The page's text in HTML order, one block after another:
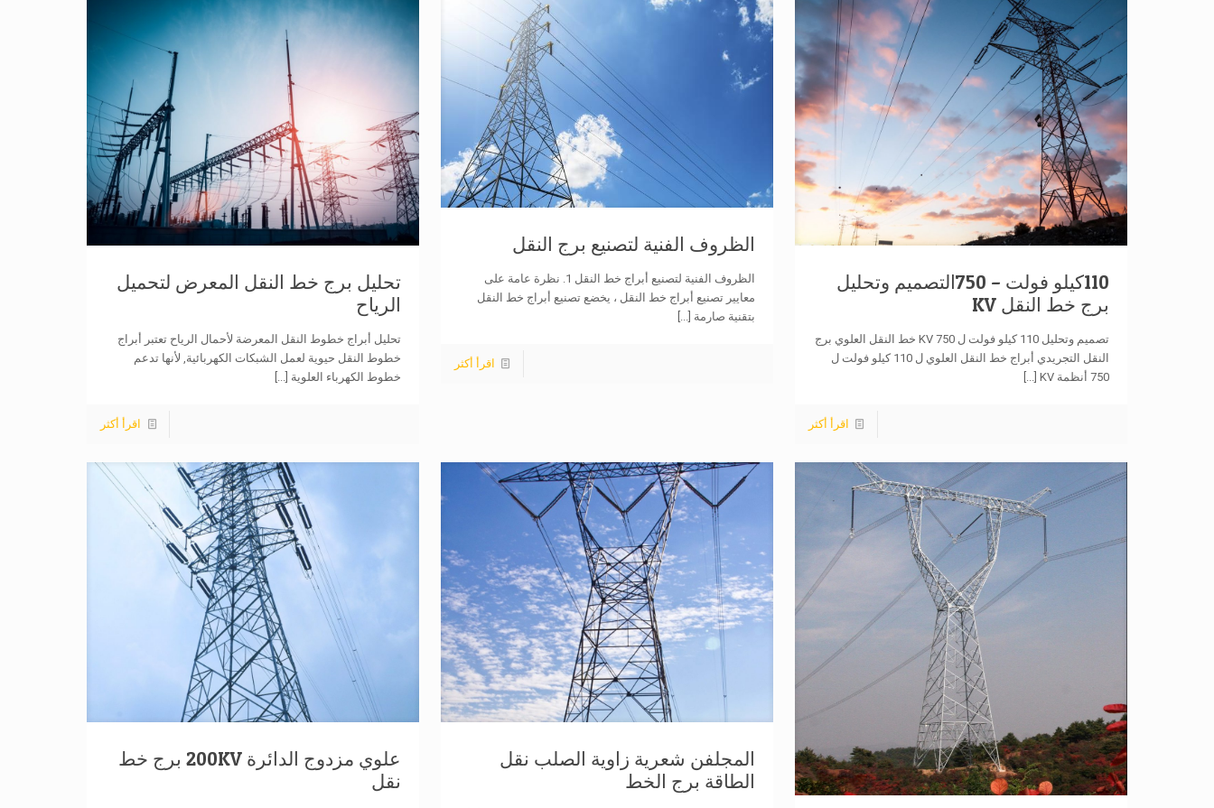
110كيلو فولت – 750التصميم وتحليل
برج خط النقل KV
تصميم وتحليل 110 كيلو فولت ل 750 KV خط النقل العلوي برج
النقل التجريدي أبراج خط النقل العلوي ل 110 كيلو فولت ل
750 أنظمة KV
[...]
اقرأ أكثر
الظروف الفنية لتصنيع برج النقل
الظروف الفنية لتصنيع أبراج خط النقل 1. نظرة عامة على
معايير تصنيع أبراج خط النقل ، يخضع تصنيع أبراج خط النقل
بتقنية صارمة [...]
اقرأ أكثر
تحليل برج خط النقل المعرض لتحميل
الرياح
تحليل أبراج خطوط النقل المعرضة لأحمال الرياح تعتبر أبراج
خطوط النقل حيوية لعمل الشبكات الكهربائية, لأنها تدعم
خطوط الكهرباء العلوية [...]
اقرأ أكثر
المجلفن شعرية زاوية الصلب نقل
الطاقة برج الخط
علوي مزدوج الدائرة 200KV برج خط
نقل